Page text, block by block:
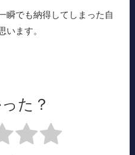
瞬でも納得してしまった自
います。
た？